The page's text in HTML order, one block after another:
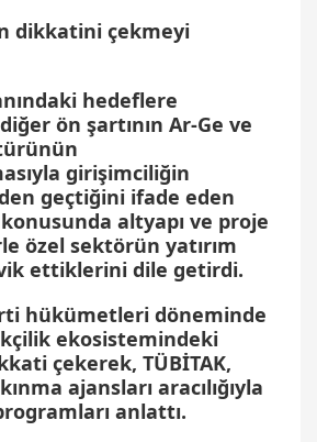
dikkatini çekmeyi
hedeflere
ön şartının Ar-Ge ve
girişimciliğin
geçtiğini ifade eden
altyapı ve proje
özel sektörün yatırım
ettiklerini dile getirdi.
hükümetleri döneminde
ekosistemindeki
çekerek, TÜBİTAK,
ajansları aracılığıyla
anlattı.